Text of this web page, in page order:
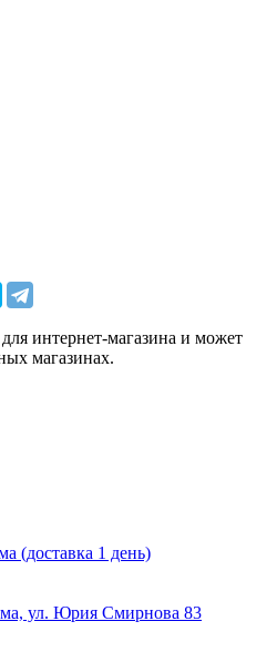
интернет-магазина и может
магазинах.
(доставка 1 день)
ул. Юрия Смирнова 83